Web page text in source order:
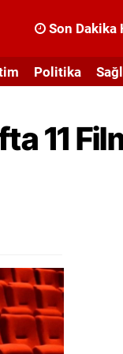
Son Dakika
Politika
11